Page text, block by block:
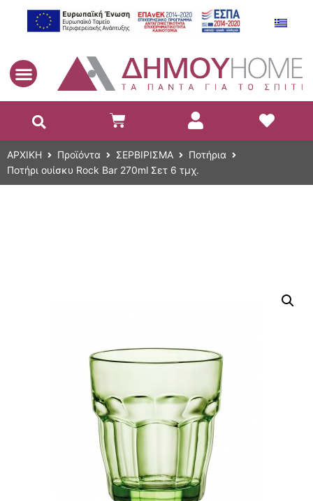
ΑΡΧΙΚΗ Προϊόντα ΣΕΡΒΙΡΙΣΜΑ
Ποτήρια
Ποτήρι ουίσκυ Rock Bar 270ml Σετ 6 τμχ.